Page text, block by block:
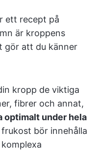
ett recept på
är kroppens
gör att du känner
kropp de viktiga
fibrer och annat,
optimalt under hela
frukost bör innehålla